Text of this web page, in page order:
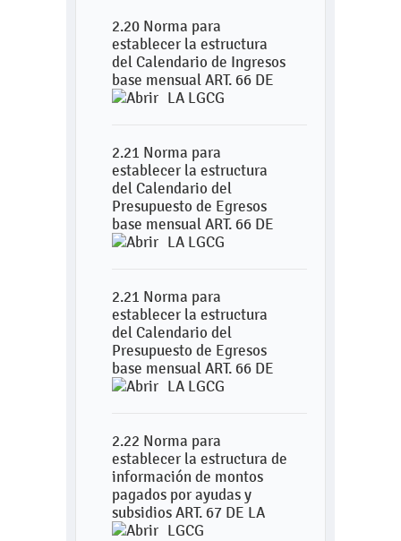
2.20 Norma para
establecer la estructura
del Calendario de Ingresos
base mensual ART. 66 DE
LA LGCG
2.21 Norma para
establecer la estructura
del Calendario del
Presupuesto de Egresos
base mensual ART. 66 DE
LA LGCG
2.21 Norma para
establecer la estructura
del Calendario del
Presupuesto de Egresos
base mensual ART. 66 DE
LA LGCG
2.22 Norma para
establecer la estructura de
información de montos
pagados por ayudas y
subsidios ART. 67 DE LA
LGCG